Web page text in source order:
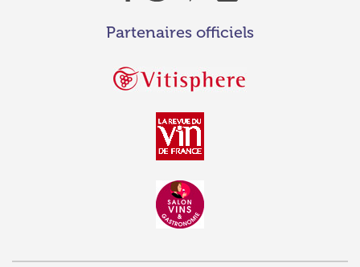
Partenaires officiels